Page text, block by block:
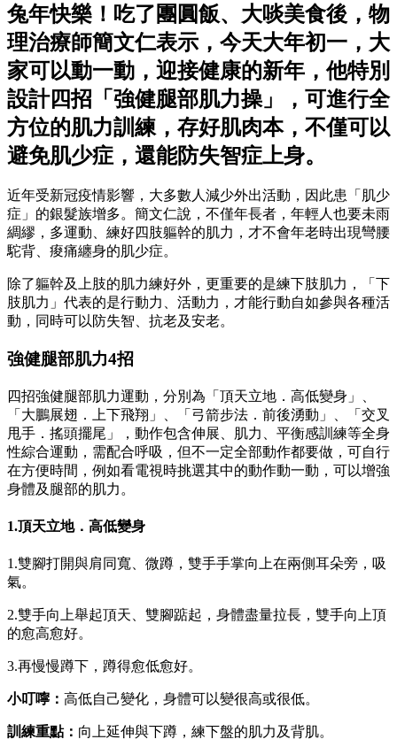
兔年快樂！吃了團圓飯、大啖美食後，物
理治療師簡文仁表示，今天大年初一，大
家可以動一動，迎接健康的新年，他特別
設計四招「強健腿部肌力操」，可進行全
方位的肌力訓練，存好肌肉本，不僅可以
避免肌少症，還能防失智症上身。
近年受新冠疫情影響，大多數人減少外出活動，因此患「肌少
症」的銀髮族增多。簡文仁說，不僅年長者，年輕人也要未雨
綢繆，多運動、練好四肢軀幹的肌力，才不會年老時出現彎腰
駝背、痠痛纏身的肌少症。
除了軀幹及上肢的肌力練好外，更重要的是練下肢肌力，「下
肢肌力」代表的是行動力、活動力，才能行動自如參與各種活
動，同時可以防失智、抗老及安老。
強健腿部肌力4招
四招強健腿部肌力運動，分別為「頂天立地．高低變身」、
「大鵬展翅．上下飛翔」、「弓箭步法．前後湧動」、「交叉
甩手．搖頭擺尾」，動作包含伸展、肌力、平衡感訓練等全身
性綜合運動，需配合呼吸，但不一定全部動作都要做，可自行
在方便時間，例如看電視時挑選其中的動作動一動，可以增強
身體及腿部的肌力。
1.頂天立地．高低變身
1.雙腳打開與肩同寬、微蹲，雙手手掌向上在兩側耳朵旁，吸
氣。
2.雙手向上舉起頂天、雙腳踮起，身體盡量拉長，雙手向上頂
的愈高愈好。
3.再慢慢蹲下，蹲得愈低愈好。
小叮嚀： 高低自己變化，身體可以變很高或很低。
訓練重點： 向上延伸與下蹲，練下盤的肌力及背肌。